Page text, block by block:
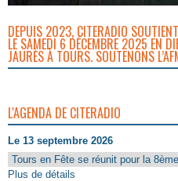
DEPUIS 2023, CITERADIO
LE SAMEDI 6 DÉCEMBRE 2025 EN
JAURÈS À TOURS. SOUTENONS
L'AGENDA DE CITERADIO
Le 13 septembre 2026
Tours en Fête se réunit pour la
Plus de détails